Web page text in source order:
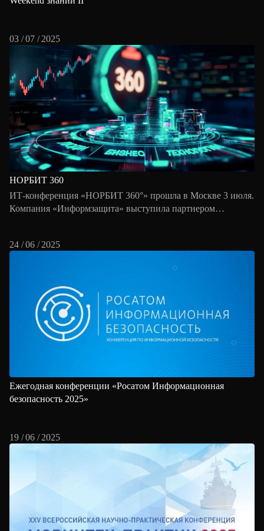
03 / 07 / 2025
НОРБИТ 360
ИТ-конференция «НОРБИТ 360°» прошла в Москве 3 июля.
Компания «Информзащита» выступила партнером
24 / 06 / 2025
Ежегодная конференции «Росатом Информационная
безопасность 2025»
19 / 06 / 2025